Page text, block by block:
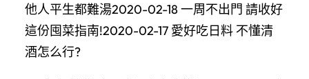
他人平生都難湯2020-02-18 一周不出門 請收好
這份囤菜指南!2020-02-17 愛好吃日料 不懂清
酒怎么行?